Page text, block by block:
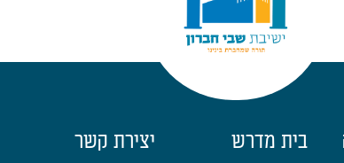
בית מדרש יצירת קשר